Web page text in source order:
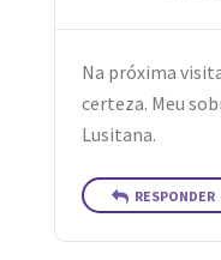
Na próxima
certeza. Meu
Lusitana.
RESPONDER